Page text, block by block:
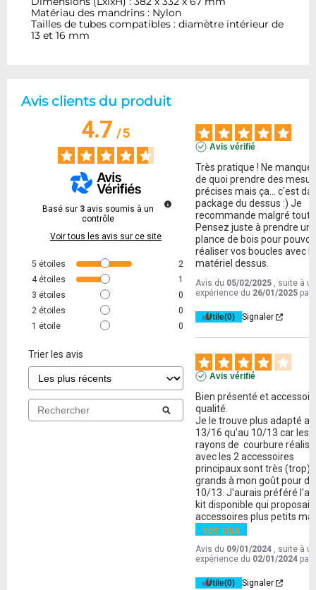
Matériau des mandrins : Nylon
Tailles de tubes compatibles : diamètre intérieur de
13 et 16 mm
Avis clients du produit
4.7/5
Basé sur 3 avis soumis à un
contrôle
Voir tous les avis sur ce site
5 étoiles
2
4 étoiles
1
3 étoiles
0
2 étoiles
0
1 étoile 0
Trier les avis
Avis vérifié
Très pratique ! Ne manque
de quoi prendre des
précises mais ça... c'est
package du dessus :) Je
recommande malgré tout.
Pensez juste à prendre
plance de bois pour
réaliser vos boucles avec le
matériel dessus.
Avis du 05/02/2025 , suite à
expérience du 26/01/2025 par
Utile(0) Signaler
Avis vérifié
Bien présenté et
qualité.
Je le trouve plus adapté au
13/16 qu'au 10/13 car les
rayons de  courbure
avec les 2 accessoires
principaux sont très (trop)
grands à mon goût pour du
10/13. J'aurais préféré
kit disponible qui proposait
accessoires plus petits
voir plus
Avis du 09/01/2024 , suite à
expérience du 02/01/2024 par
Utile(0) Signaler